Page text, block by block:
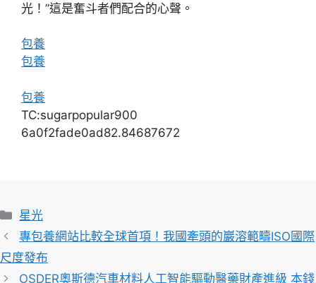
光！”這是奮斗者們配合的心聲。
包養
包養
包養
TC:sugarpopular900
6a0f2fade0ad82.84687672
分
類
星光
專包養網站比較全球首項！我國牽頭的巖溶範疇ISO國際
尺度發布
OSDER奧斯德汽車材料人工智能驅動醫藥財產進級 本錢